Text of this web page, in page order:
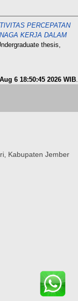
PERCEPATAN
KERJA DALAM
thesis,
6 18:50:45 2026 WIB.
Kabupaten Jember